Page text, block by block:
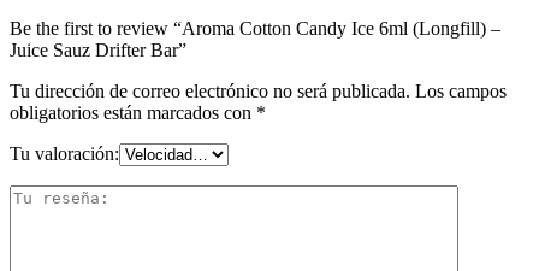
Be the first to review “Aroma Cotton Candy Ice 6ml (Longfill) –
Juice Sauz Drifter Bar”
Tu dirección de correo electrónico no será publicada. Los campos
obligatorios están marcados con *
Tu valoración: